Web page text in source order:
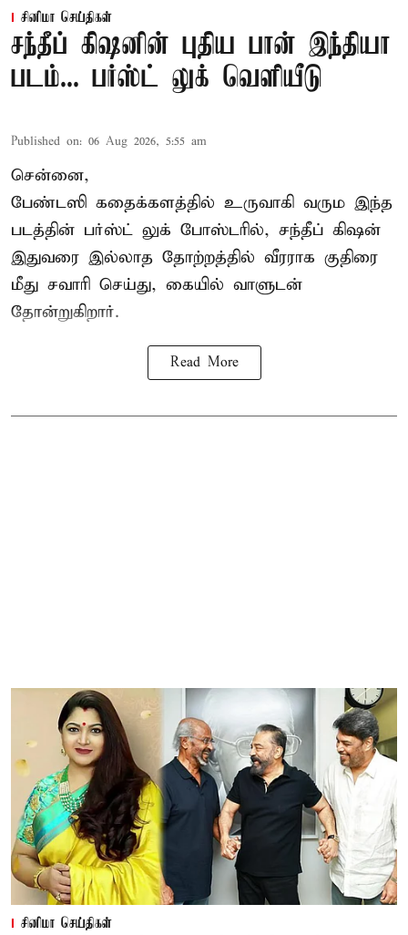
சினிமா செய்திகள்
சந்தீப் கிஷனின் புதிய பான் இந்தியா
படம்... பர்ஸ்ட் லுக் வெளியீடு
Published on: 06 Aug 2026, 5:55 am
சென்னை,
பேண்டஸி கதைக்களத்தில் உருவாகி வரும இந்த
படத்தின் பர்ஸ்ட் லுக் போஸ்டரில், சந்தீப் கிஷன்
இதுவரை இல்லாத தோற்றத்தில் வீரராக குதிரை
மீது சவாரி செய்து, கையில் வாளுடன்
தோன்றுகிறார்.
Read More
சினிமா செய்திகள்